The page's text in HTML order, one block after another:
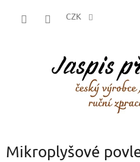
CZK
Mikroplyšové